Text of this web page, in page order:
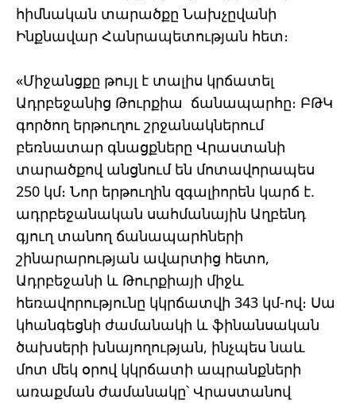
հիմնական տարածքը Նախչըվանի
Ինքնավար Հանրապետության հետ։
«Միջանցքը թույլ է տալիս կրճատել
Ադրբեջանից Թուրքիա ճանապարհը։ ԲԹԿ
գործող երթուղու շրջանակներում
բեռնատար գնացքները Վրաստանի
տարածքով անցնում են մոտավորապես
250 կմ։ Նոր երթուղին զգալիորեն կարճ է.
ադրբեջանական սահմանային Աղբենդ
գյուղ տանող ճանապարհների
շինարարության ավարտից հետո,
Ադրբեջանի և Թուրքիայի միջև
հեռավորությունը կկրճատվի 343 կմ-ով։ Սա
կհանգեցնի ժամանակի և ֆինանսական
ծախսերի խնայողության, ինչպես նաև
մոտ մեկ օրով կկրճատի ապրանքների
առաքման ժամանակը՝ Վրաստանով